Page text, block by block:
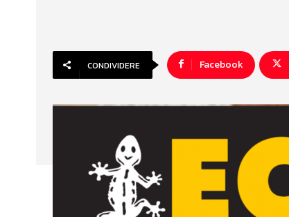
CONDIVIDERE Facebook